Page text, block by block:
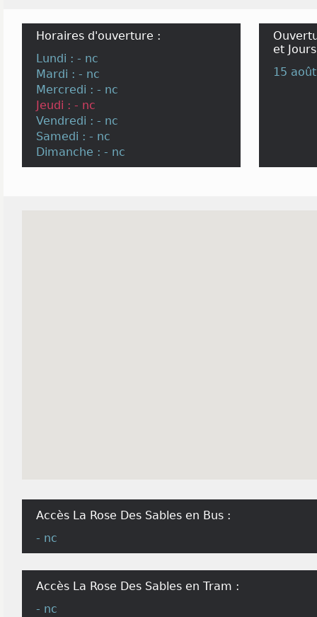
Horaires d'ouverture :
Lundi : - nc
Mardi : - nc
Mercredi : - nc
Jeudi : - nc
Vendredi : - nc
Samedi : - nc
Dimanche : - nc
et
15
Accès La Rose Des Sables en Bus :
- nc
Accès La Rose Des Sables en Tram :
- nc